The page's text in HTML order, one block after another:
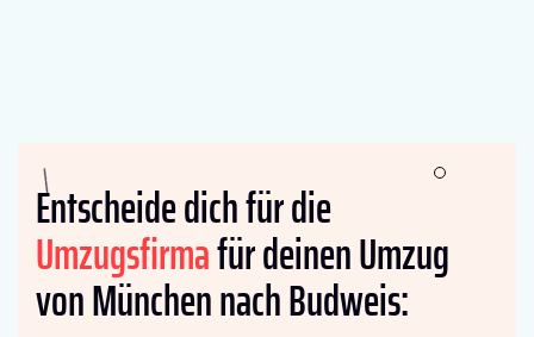
Entscheide dich für die
Umzugsfirmafür deinen Umzug
von München nach Budweis: